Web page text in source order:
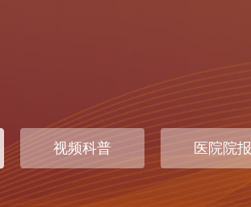
视频科普 医院院报